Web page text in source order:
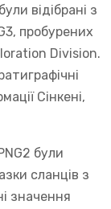
відібрані з
пробурених
Division.
Сінкені,
були
сланців з
значення